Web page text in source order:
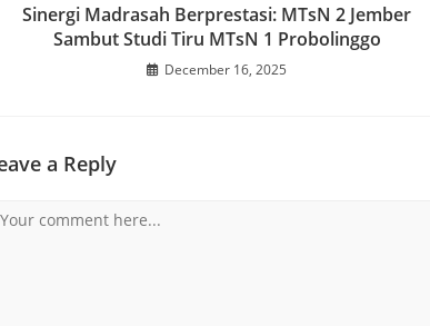
Sinergi Madrasah Berprestasi: MTsN 2 Jember
Sambut Studi Tiru MTsN 1 Probolinggo
December 16, 2025
a Reply